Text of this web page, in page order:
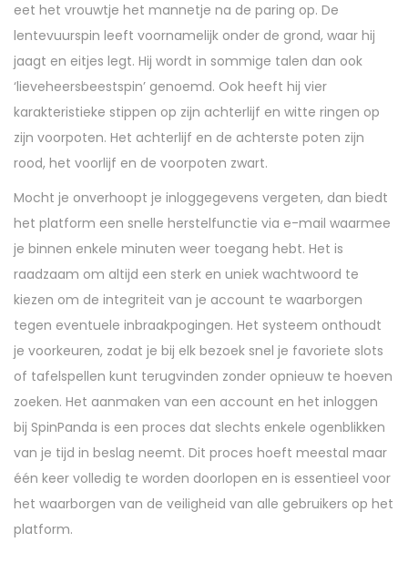
eet het vrouwtje het mannetje na de paring op. De
lentevuurspin leeft voornamelijk onder de grond, waar hij
jaagt en eitjes legt. Hij wordt in sommige talen dan ook
‘lieveheersbeestspin’ genoemd. Ook heeft hij vier
karakteristieke stippen op zijn achterlijf en witte ringen op
zijn voorpoten. Het achterlijf en de achterste poten zijn
rood, het voorlijf en de voorpoten zwart.
Mocht je onverhoopt je inloggegevens vergeten, dan biedt
het platform een snelle herstelfunctie via e-mail waarmee
je binnen enkele minuten weer toegang hebt. Het is
raadzaam om altijd een sterk en uniek wachtwoord te
kiezen om de integriteit van je account te waarborgen
tegen eventuele inbraakpogingen. Het systeem onthoudt
je voorkeuren, zodat je bij elk bezoek snel je favoriete slots
of tafelspellen kunt terugvinden zonder opnieuw te hoeven
zoeken. Het aanmaken van een account en het inloggen
bij SpinPanda is een proces dat slechts enkele ogenblikken
van je tijd in beslag neemt. Dit proces hoeft meestal maar
één keer volledig te worden doorlopen en is essentieel voor
het waarborgen van de veiligheid van alle gebruikers op het
platform.